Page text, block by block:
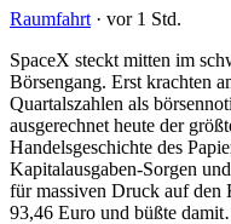
Raumfahrt · vor 1 Std.
SpaceX steckt mitten im
Börsengang. Erst krachten
Quartalszahlen als
ausgerechnet heute der
Handelsgeschichte des
Kapitalausgaben-Sorgen
für massiven Druck auf den
93,46 Euro und büßte